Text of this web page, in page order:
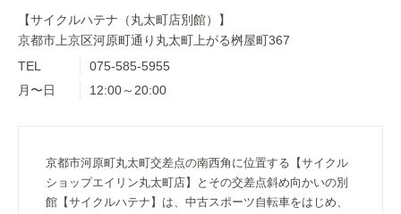
【サイクルハテナ（丸太町店別館）】
京都市上京区河原町通り丸太町上がる桝屋町367
TEL
075-585-5955
月〜日
12:00～20:00
京都市河原町丸太町交差点の南西角に位置する【サイクル
ショップエイリン丸太町店】とその交差点斜め向かいの別
館【サイクルハテナ】は、中古スポーツ自転車をはじめ、